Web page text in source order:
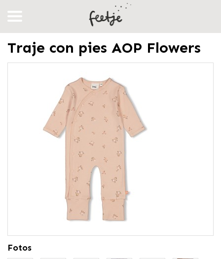
Traje con pies AOP Flowers
Fotos